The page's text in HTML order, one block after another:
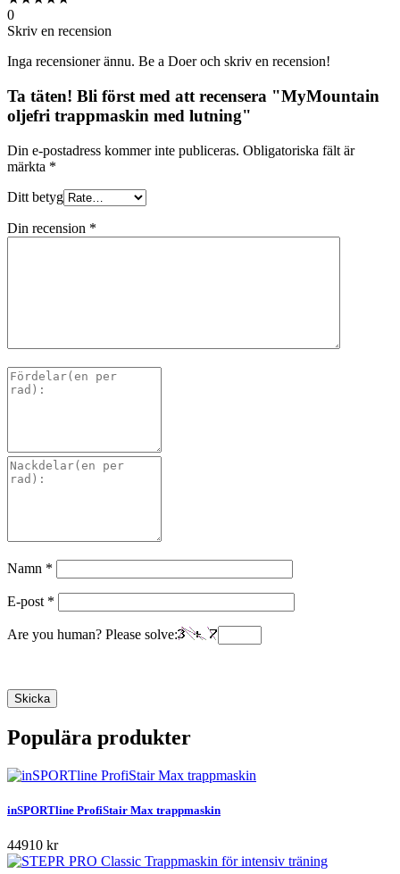
0
Skriv en recension
Inga recensioner ännu. Be a Doer och skriv en recension!
Ta täten! Bli först med att recensera "MyMountain
oljefri trappmaskin med lutning"
Din e-postadress kommer inte publiceras. Obligatoriska fält är
märkta *
Ditt betyg
Din recension *
Namn *
E-post *
Are you human? Please solve:
Populära produkter
inSPORTline ProfiStair Max trappmaskin
44910 kr